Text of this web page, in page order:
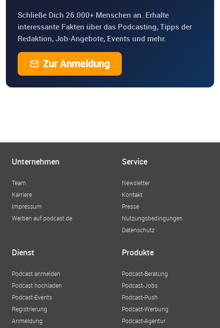
Schließe Dich 26.000+ Menschen an. Erhalte
interessante Fakten über das Podcasting, Tipps der
Redaktion, Job-Angebote, Events und mehr.
Zur Anmeldung
Unternehmen
Team
Karriere
Impressum
Werben auf podcast.de
Service
Newsletter
Kontakt
Presse
Nutzungsbedingungen
Datenschutz
Dienst
Podcast anmelden
Podcast hochladen
Podcast-Events
Registrierung
Anmeldung
Produkte
Podcast-Beratung
Podcast-Jobs
Podcast-Push
Podcast-Werbung
Podcast-Agentur